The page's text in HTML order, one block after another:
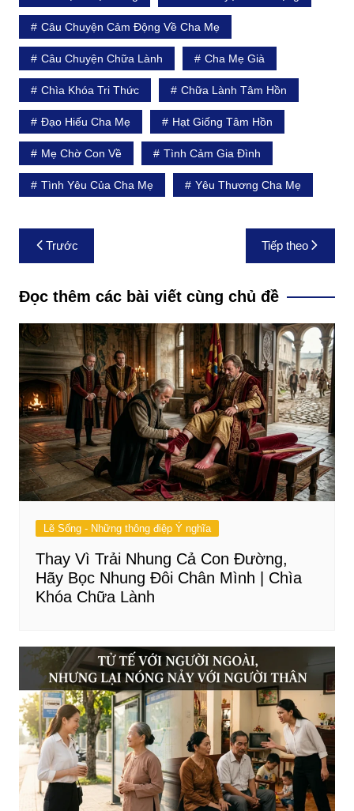
Câu Chuyện Cảm Động Về Cha Mẹ
Câu Chuyện Chữa Lành Cha Mẹ Già
Chìa Khóa Tri Thức Chữa Lành Tâm Hồn
Đạo Hiếu Cha Mẹ Hạt Giống Tâm Hồn
Mẹ Chờ Con Về Tình Cảm Gia Đình
Tình Yêu Của Cha Mẹ Yêu Thương Cha Mẹ
Điều
hướng
bài
viết
Trước Tiếp theo
Đọc thêm các bài viết cùng chủ đề
Lẽ Sống - Những thông điệp Ý nghĩa
Thay Vì Trải Nhung Cả Con Đường,
Hãy Bọc Nhung Đôi Chân Mình | Chìa
Khóa Chữa Lành